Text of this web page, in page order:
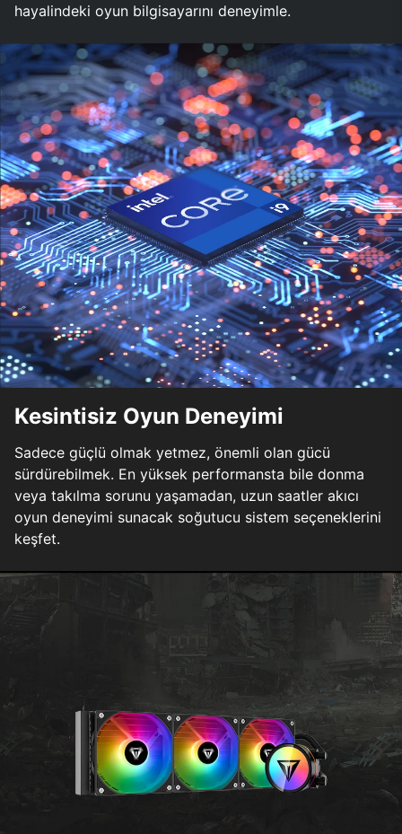
hayalindeki oyun bilgisayarını deneyimle.
Kesintisiz Oyun Deneyimi
Sadece güçlü olmak yetmez, önemli olan gücü
sürdürebilmek. En yüksek performansta bile donma
veya takılma sorunu yaşamadan, uzun saatler akıcı
oyun deneyimi sunacak soğutucu sistem seçeneklerini
keşfet.